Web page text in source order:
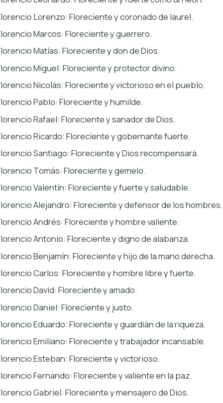
Lorenzo: Floreciente y coronado de laurel.
Marcos: Floreciente y guerrero.
Matías: Floreciente y don de Dios.
Miguel: Floreciente y protector divino.
Nicolás: Floreciente y victorioso en el pueblo.
Pablo: Floreciente y humilde.
Rafael: Floreciente y sanador de Dios.
Ricardo: Floreciente y gobernante fuerte.
Santiago: Floreciente y Dios recompensará.
Tomás: Floreciente y gemelo.
Valentín: Floreciente y fuerte y saludable.
Alejandro: Floreciente y defensor de los hombres.
Andrés: Floreciente y hombre valiente.
Antonio: Floreciente y digno de alabanza.
Benjamín: Floreciente y hijo de la mano derecha.
Carlos: Floreciente y hombre libre y fuerte.
David: Floreciente y amado.
Daniel: Floreciente y justo.
Eduardo: Floreciente y guardián de la riqueza.
Emiliano: Floreciente y trabajador incansable.
Esteban: Floreciente y victorioso.
Fernando: Floreciente y valiente en la paz.
Gabriel: Floreciente y mensajero de Dios.